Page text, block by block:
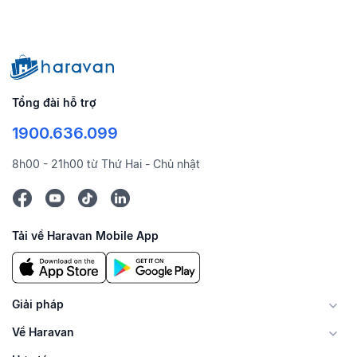
Tổng đài hỗ trợ
1900.636.099
8h00 - 21h00 từ Thứ Hai - Chủ nhật
Tải về Haravan Mobile App
Giải pháp
Về Haravan